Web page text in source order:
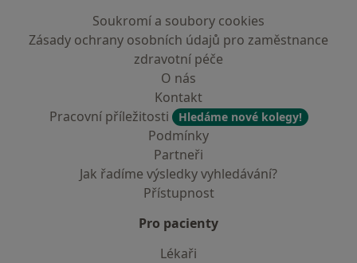
Soukromí a soubory cookies
Zásady ochrany osobních údajů pro zaměstnance
zdravotní péče
O nás
Kontakt
Pracovní příležitosti
Hledáme nové kolegy!
Podmínky
Partneři
Jak řadíme výsledky vyhledávání?
Přístupnost
Pro pacienty
Lékaři